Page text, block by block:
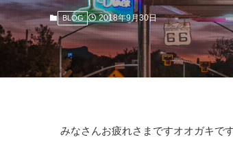
BLOG 2018年9月30日
みなさんお疲れさまですオオガキで